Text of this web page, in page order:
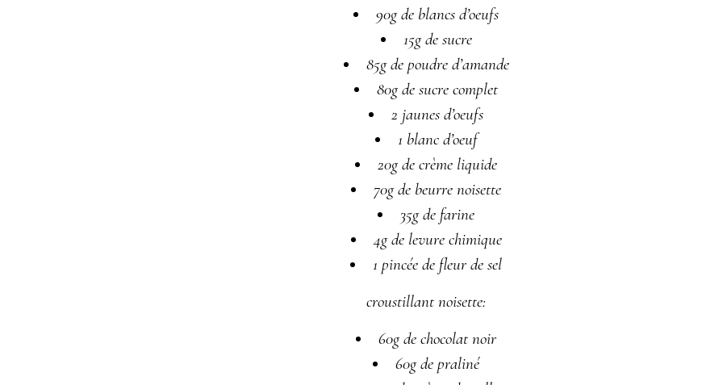
90g de blancs d’oeufs
15g de sucre
85g de poudre d’amande
80g de sucre complet
2 jaunes d’oeufs
1 blanc d’oeuf
20g de crème liquide
70g de beurre noisette
35g de farine
4g de levure chimique
1 pincée de fleur de sel
croustillant noisette:
60g de chocolat noir
60g de praliné